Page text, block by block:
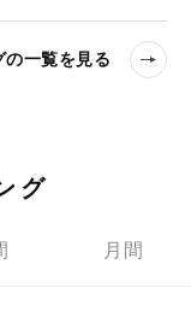
の一覧を見る
グ
月間